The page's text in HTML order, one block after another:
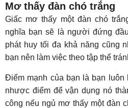
Mơ thấy đàn chó trắng
Giấc mơ thấy một đàn chó
nghĩa bạn sẽ là người đứng
phát huy tối đa khả năng cũng
bạn nên làm việc theo tập thể
Điểm mạnh của bạn là bạn
nhược điểm để vận dụng nó
công nếu ngủ mơ thấy một đàn